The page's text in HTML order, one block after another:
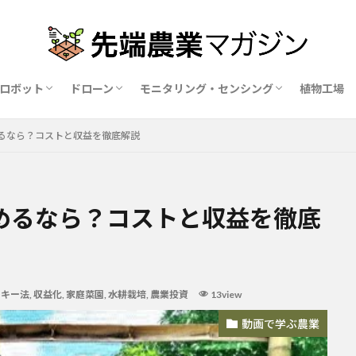
ボット
ロボットメーカー比較15社
ドローン
ドローン農薬散布の代行業者比較
ハウス用遮光剤・遮熱剤の比較
モニタリング・センシング
農業用環境制御システム比較
植物工場
なら？コストと収益を徹底解説
なら？コストと収益を徹底
ー法, 収益化, 家庭菜園, 水耕栽培, 農業投資 13view
動画で学ぶ農業